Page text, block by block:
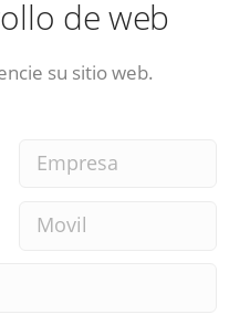
de web
su sitio web.